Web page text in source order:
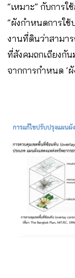
“เหมาะ” กับการ
“ผังกำหนดการใช้
งานที่ดินว่าสามา
ที่สังคมถกเถียงกั
จากการกำหนด ‘